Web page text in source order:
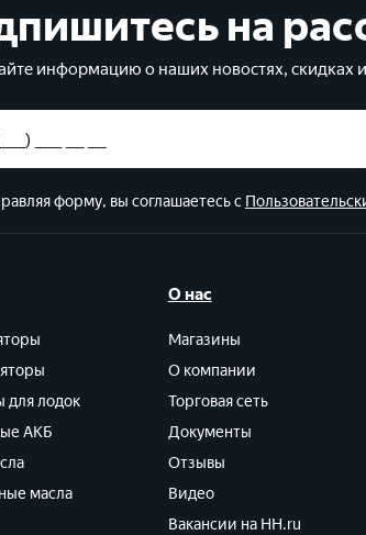
на
информацию о наших новостях, скидках
форму, вы соглашаетесь с
для лодок
АКБ
масла
О нас
Магазины
О компании
Торговая сеть
Документы
Отзывы
Видео
Вакансии на HH.ru